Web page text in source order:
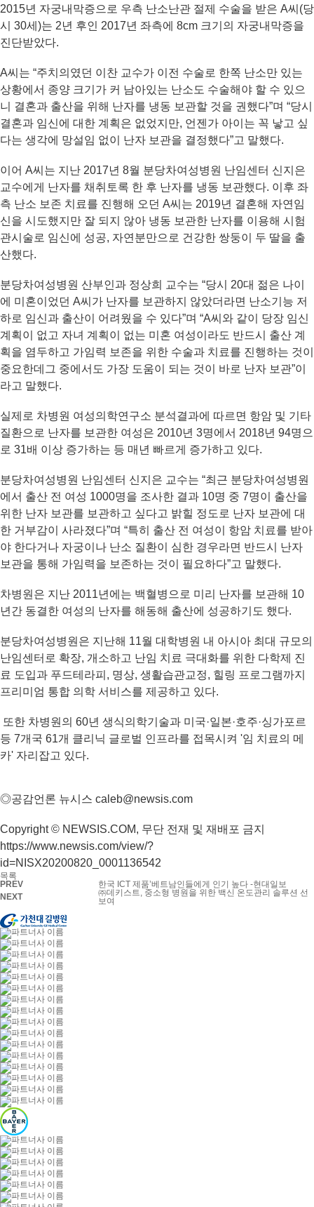
2015년 자궁내막증으로 우측 난소난관 절제 수술을 받은 A씨(당
시 30세)는 2년 후인 2017년 좌측에 8cm 크기의 자궁내막증을
진단받았다.
A씨는 “주치의였던 이찬 교수가 이전 수술로 한쪽 난소만 있는
상황에서 종양 크기가 커 남아있는 난소도 수술해야 할 수 있으
니 결혼과 출산을 위해 난자를 냉동 보관할 것을 권했다”며 “당시
결혼과 임신에 대한 계획은 없었지만, 언젠가 아이는 꼭 낳고 싶
다는 생각에 망설임 없이 난자 보관을 결정했다”고 말했다.
이어 A씨는 지난 2017년 8월 분당차여성병원 난임센터 신지은
교수에게 난자를 채취토록 한 후 난자를 냉동 보관했다. 이후 좌
측 난소 보존 치료를 진행해 오던 A씨는 2019년 결혼해 자연임
신을 시도했지만 잘 되지 않아 냉동 보관한 난자를 이용해 시험
관시술로 임신에 성공, 자연분만으로 건강한 쌍둥이 두 딸을 출
산했다.
분당차여성병원 산부인과 정상희 교수는 “당시 20대 젊은 나이
에 미혼이었던 A씨가 난자를 보관하지 않았더라면 난소기능 저
하로 임신과 출산이 어려웠을 수 있다”며 “A씨와 같이 당장 임신
계획이 없고 자녀 계획이 없는 미혼 여성이라도 반드시 출산 계
획을 염두하고 가임력 보존을 위한 수술과 치료를 진행하는 것이
중요한데그 중에서도 가장 도움이 되는 것이 바로 난자 보관”이
라고 말했다.
실제로 차병원 여성의학연구소 분석결과에 따르면 항암 및 기타
질환으로 난자를 보관한 여성은 2010년 3명에서 2018년 94명으
로 31배 이상 증가하는 등 매년 빠르게 증가하고 있다.
분당차여성병원 난임센터 신지은 교수는 “최근 분당차여성병원
에서 출산 전 여성 1000명을 조사한 결과 10명 중 7명이 출산을
위한 난자 보관를 보관하고 싶다고 밝힐 정도로 난자 보관에 대
한 거부감이 사라졌다”며 “특히 출산 전 여성이 항암 치료를 받아
야 한다거나 자궁이나 난소 질환이 심한 경우라면 반드시 난자
보관을 통해 가임력을 보존하는 것이 필요하다”고 말했다.
차병원은 지난 2011년에는 백혈병으로 미리 난자를 보관해 10
년간 동결한 여성의 난자를 해동해 출산에 성공하기도 했다.
분당차여성병원은 지난해 11월 대학병원 내 아시아 최대 규모의
난임센터로 확장, 개소하고 난임 치료 극대화를 위한 다학제 진
료 도입과 푸드테라피, 명상, 생활습관교정, 힐링 프로그램까지
프리미엄 통합 의학 서비스를 제공하고 있다.
또한 차병원의 60년 생식의학기술과 미국·일본·호주·싱가포르
등 7개국 61개 클리닉 글로벌 인프라를 접목시켜 '임 치료의 메
카' 자리잡고 있다.
◎공감언론 뉴시스 caleb@newsis.com
Copyright © NEWSIS.COM, 무단 전재 및 재배포 금지
https://www.newsis.com/view/?
id=NISX20200820_0001136542
목록
PREV
한국 ICT 제품’베트남인들에게 인기 높다 -현대일보
NEXT
㈜데키스트, 중소형 병원을 위한 백신 온도관리 솔루션 선
보여